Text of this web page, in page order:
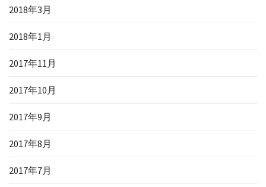
2018年3月
2018年1月
2017年11月
2017年10月
2017年9月
2017年8月
2017年7月